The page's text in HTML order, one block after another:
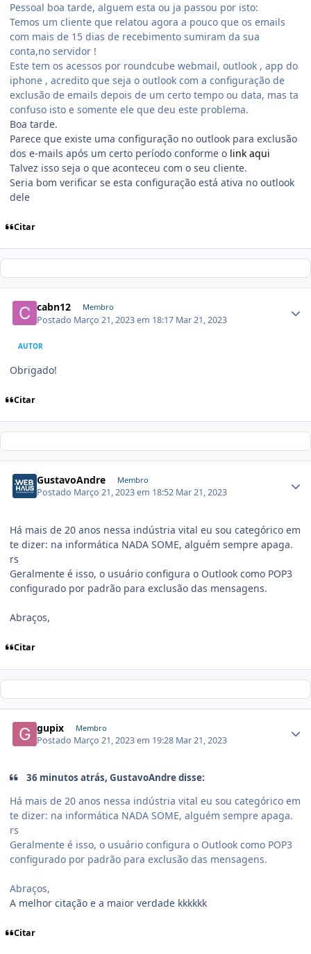
Pessoal boa tarde, alguem esta ou ja passou por isto:
Temos um cliente que relatou agora a pouco que os emails
com mais de 15 dias de recebimento sumiram da sua
conta,no servidor !
Este tem os acessos por roundcube webmail, outlook , app do
iphone , acredito que seja o outlook com a configuração de
exclusão de emails depois de um certo tempo ou data, mas ta
confuso isto e somente ele que deu este problema.
Boa tarde.
Parece que existe uma configuração no outlook para exclusão
dos e-mails após um certo período conforme o link aqui
Talvez isso seja o que aconteceu com o seu cliente.
Seria bom verificar se esta configuração está ativa no outlook
dele
Citar
cabn12 Membro
Postado Março 21, 2023 em 18:17 Mar 21, 2023
AUTOR
Obrigado!
Citar
GustavoAndre Membro
Postado Março 21, 2023 em 18:52 Mar 21, 2023
Há mais de 20 anos nessa indústria vital eu sou categórico em
te dizer: na informática NADA SOME, alguém sempre apaga.
rs
Geralmente é isso, o usuário configura o Outlook como POP3
configurado por padrão para exclusão das mensagens.
Abraços,
Citar
gupix Membro
Postado Março 21, 2023 em 19:28 Mar 21, 2023
36 minutos atrás, GustavoAndre disse:
Há mais de 20 anos nessa indústria vital eu sou categórico em
te dizer: na informática NADA SOME, alguém sempre apaga.
rs
Geralmente é isso, o usuário configura o Outlook como POP3
configurado por padrão para exclusão das mensagens.
Abraços,
A melhor citação e a maior verdade kkkkkk
Citar